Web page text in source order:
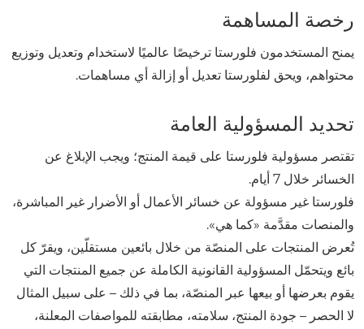
رخصة المساهمة
يمنح المستخدمون فلورستا ترخيصًا عالميًا لاستخدام وتعديل وتوزيع
محتواهم، ويحق لفلورستا تعديل أو إزالة أي مساهمات.
تحديد المسؤولية العامة
تقتصر مسؤولية فلورستا على قيمة المنتج؛ ويجب الإبلاغ عن
الخسائر خلال 7 أيام.
فلورستا غير مسؤولة عن خسائر الأعمال أو الأضرار غير المباشرة،
والمنصات مقدَّمة «كما هي».
تُعرض المنتجات على المنصّة من خلال بائعين مستقلّين، ويقرّ كل
بائع ويتحمّل المسؤولية القانونية الكاملة عن جميع المنتجات التي
يقوم بعرضها أو بيعها عبر المنصّة، بما في ذلك – على سبيل المثال
لا الحصر – جودة المنتج، سلامته، مطابقته للمواصفات المعلنة،